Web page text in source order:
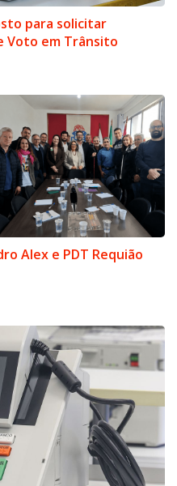
para solicitar
Voto em Trânsito
Alex e PDT Requião